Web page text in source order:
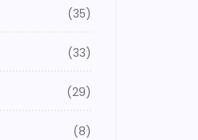
(35)
(33)
(29)
(8)